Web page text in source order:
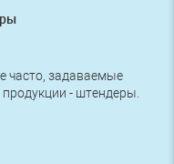
часто, задаваемые
- штендеры.